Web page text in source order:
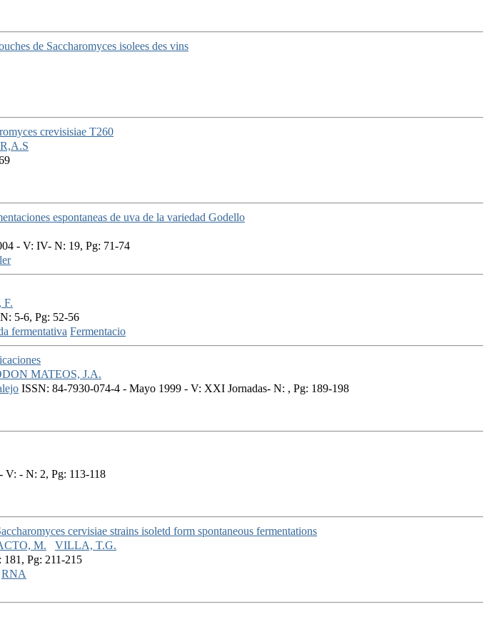
de Saccharomyces isolees des vins
crevisisiae T260
espontaneas de uva de la variedad Godello
- V: IV- N: 19, Pg: 71-74
F.
5-6, Pg: 52-56
fermentativa Fermentacio
MATEOS, J.A.
ISSN: 84-7930-074-4 - Mayo 1999 - V: XXI Jornadas- N: , Pg: 189-198
V: - N: 2, Pg: 113-118
cervisiae strains isoletd form spontaneous fermentations
M.
VILLA, T.G.
Pg: 211-215
RNA